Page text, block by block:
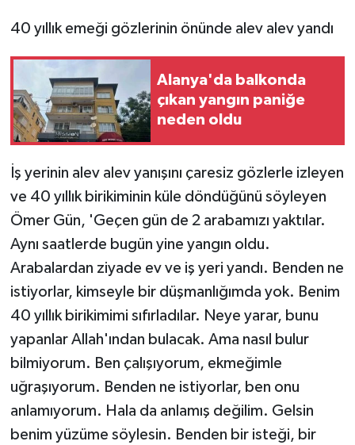
40 yıllık emeği gözlerinin önünde alev alev yandı
Alanya'da balkonda
çıkan yangın paniğe
neden oldu
İş yerinin alev alev yanışını çaresiz gözlerle izleyen
ve 40 yıllık birikiminin küle döndüğünü söyleyen
Ömer Gün, 'Geçen gün de 2 arabamızı yaktılar.
Aynı saatlerde bugün yine yangın oldu.
Arabalardan ziyade ev ve iş yeri yandı. Benden ne
istiyorlar, kimseyle bir düşmanlığımda yok. Benim
40 yıllık birikimimi sıfırladılar. Neye yarar, bunu
yapanlar Allah'ından bulacak. Ama nasıl bulur
bilmiyorum. Ben çalışıyorum, ekmeğimle
uğraşıyorum. Benden ne istiyorlar, ben onu
anlamıyorum. Hala da anlamış değilim. Gelsin
benim yüzüme söylesin. Benden bir isteği, bir